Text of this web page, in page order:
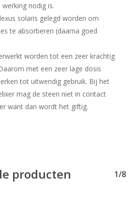
nodig is.
solaris gelegd worden om
te absorberen (daarna goed
worden tot een zeer krachtig
met een zeer lage dosis
tot uitwendig gebruik. Bij het
mag de steen niet in contact
want dan wordt het giftig.
producten 1/8